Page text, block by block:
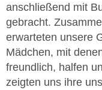
anschließend mit
gebracht.
erwarteten unsere
Mädchen, mit
freundlich, halfen
zeigten uns ihre